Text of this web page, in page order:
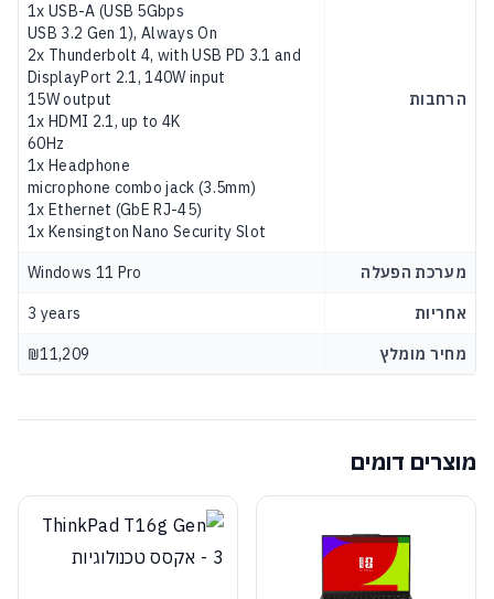
הרחבות
1x USB-A (USB 5Gbps
USB 3.2 Gen 1), Always On
2x Thunderbolt 4, with USB PD 3.1 and
DisplayPort 2.1, 140W input
15W output
1x HDMI 2.1, up to 4K
60Hz
1x Headphone
microphone combo jack (3.5mm)
1x Ethernet (GbE RJ-45)
1x Kensington Nano Security Slot
מערכת הפעלה Windows 11 Pro
אחריות 3 years
מחיר מומלץ ₪11,209
מוצרים דומים